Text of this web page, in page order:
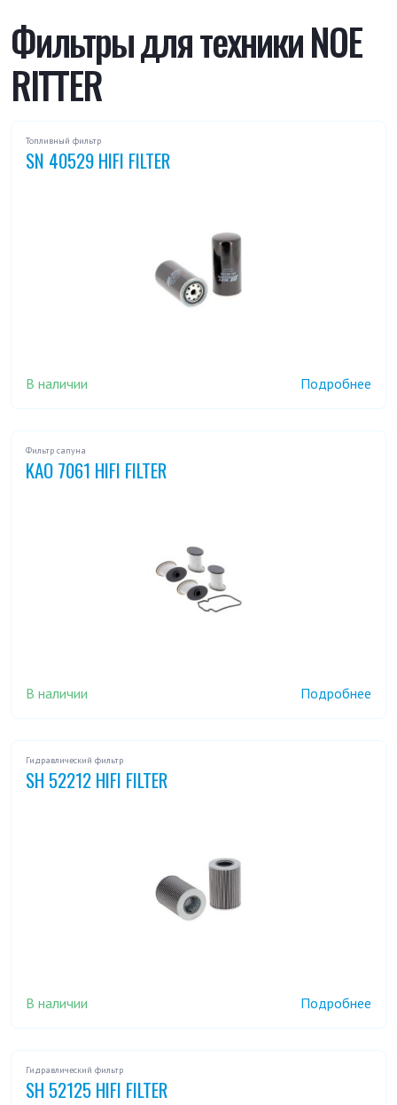
R 185 S
Фильтры для техники NOE
RITTER
Топливный фильтр
SN 40529 HIFI FILTER
В наличии Подробнее
Фильтр сапуна
KAO 7061 HIFI FILTER
В наличии Подробнее
Гидравлический фильтр
SH 52212 HIFI FILTER
В наличии Подробнее
Гидравлический фильтр
SH 52125 HIFI FILTER